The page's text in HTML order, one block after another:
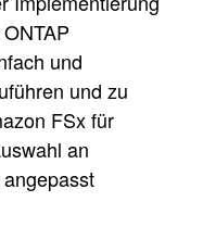
und
und zu
FSx für
an